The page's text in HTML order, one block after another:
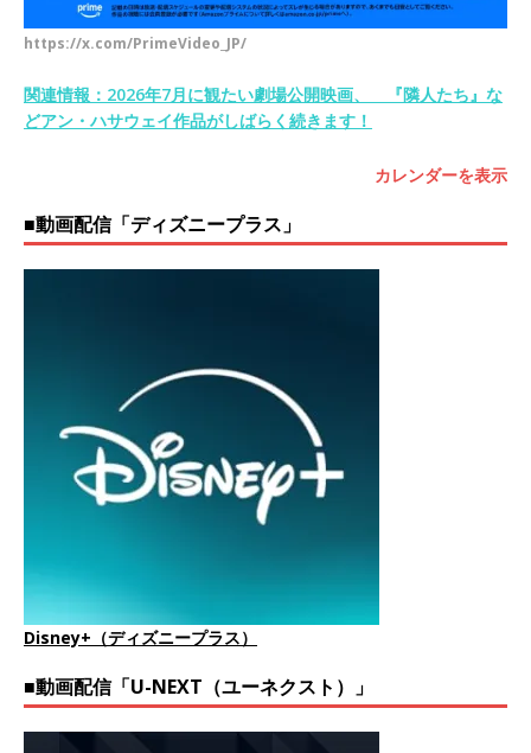
https://x.com/PrimeVideo_JP/
関連情報：2026年7月に観たい劇場公開映画、 『隣人たち』な
どアン・ハサウェイ作品がしばらく続きます！
カレンダーを表示
■動画配信「ディズニープラス」
Disney+（ディズニープラス）
■動画配信「U-NEXT（ユーネクスト）」